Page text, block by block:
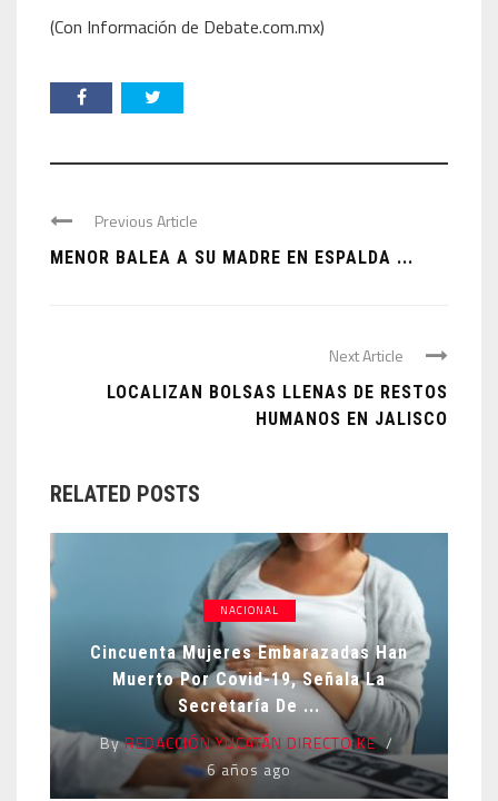
(Con Información de Debate.com.mx)
Previous Article
MENOR BALEA A SU MADRE EN ESPALDA ...
Next Article
LOCALIZAN BOLSAS LLENAS DE RESTOS
HUMANOS EN JALISCO
RELATED POSTS
NACIONAL
Cincuenta Mujeres Embarazadas Han
Muerto Por Covid-19, Señala La
Secretaría De ...
ByREDACCIÓN YUCATÁN DIRECTO KE
6 años ago